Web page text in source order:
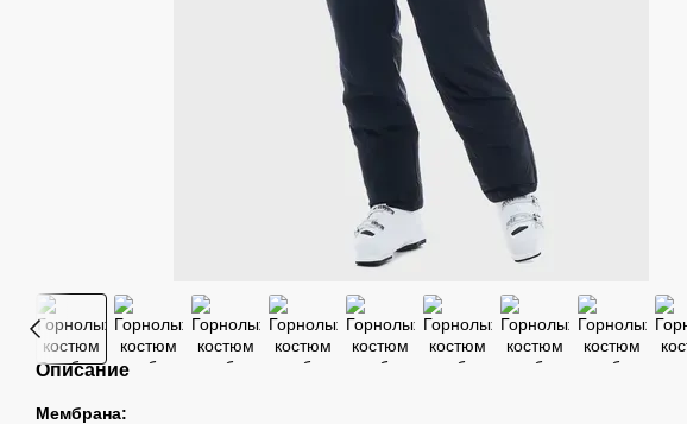
Описание
Мембрана: